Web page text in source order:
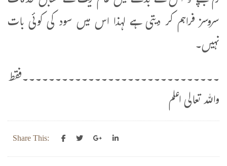
سروسز فراہم کر دیتی ہے لہذا اس میں سود کی کوئی بات
نہیں۔
۔۔۔۔۔۔۔۔۔۔۔۔۔۔۔۔۔۔۔۔۔۔۔۔۔۔۔۔۔۔فقط
واللہ تعالی اعلم
Share This: